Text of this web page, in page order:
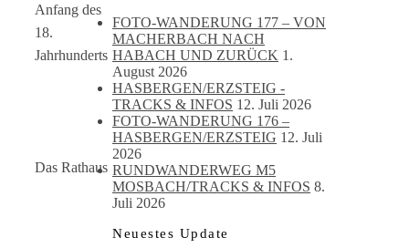
Anfang des
18.
Jahrhunderts
Das Rathaus
FOTO-WANDERUNG 177 – VON
MACHERBACH NACH
HABACH UND ZURÜCK 1.
August 2026
HASBERGEN/ERZSTEIG -
TRACKS & INFOS 12. Juli 2026
FOTO-WANDERUNG 176 –
HASBERGEN/ERZSTEIG 12. Juli
2026
RUNDWANDERWEG M5
MOSBACH/TRACKS & INFOS 8.
Juli 2026
Neuestes Update